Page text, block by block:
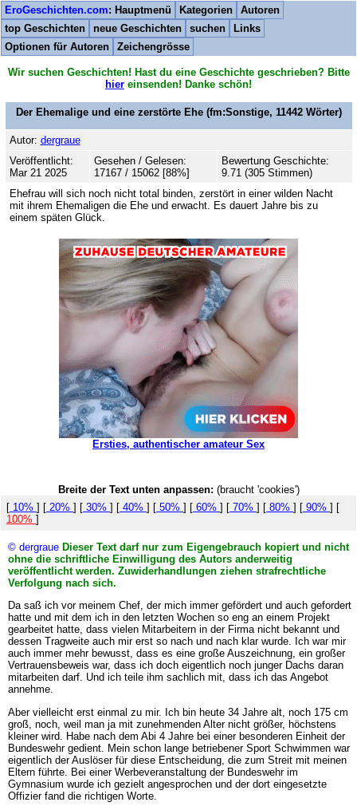
EroGeschichten.com: Hauptmenü Kategorien
Autoren
top Geschichten
neue Geschichten suchen
Links
Optionen für Autoren
Zeichengrösse
Wir suchen Geschichten! Hast du eine Geschichte geschrieben? Bitte
hier einsenden! Danke schön!
Der Ehemalige und eine zerstörte Ehe(fm:Sonstige, 11442Wörter)
Autor: dergraue
Veröffentlicht:
Mar 21 2025
Gesehen / Gelesen:
17167 / 15062 [88%]
Bewertung Geschichte:
9.71 (305 Stimmen)
Ehefrau will sich noch nicht total binden, zerstört in einer wilden Nacht
mit ihrem Ehemaligen die Ehe und erwacht. Es dauert Jahre bis zu
einem späten Glück.
Ersties, authentischer amateur Sex
Breite der Text unten anpassen: (braucht 'cookies')
[ 10% ] [ 20% ] [ 30% ] [ 40% ] [ 50% ] [ 60% ] [ 70% ] [ 80% ] [ 90% ] [
100% ]
© dergraue Dieser Text darf nur zum Eigengebrauch kopiert und nicht
ohne die schriftliche Einwilligung des Autors anderweitig
veröffentlicht werden. Zuwiderhandlungen ziehen strafrechtliche
Verfolgung nach sich.
Da saß ich vor meinem Chef, der mich immer gefördert und auch gefordert
hatte und mit dem ich in den letzten Wochen so eng an einem Projekt
gearbeitet hatte, dass vielen Mitarbeitern in der Firma nicht bekannt und
dessen Tragweite auch mir erst so nach und nach klar wurde. Ich war mir
auch immer mehr bewusst, dass es eine große Auszeichnung, ein großer
Vertrauensbeweis war, dass ich doch eigentlich noch junger Dachs daran
mitarbeiten darf. Und ich teile ihm sachlich mit, dass ich das Angebot
annehme.
Aber vielleicht erst einmal zu mir. Ich bin heute 34 Jahre alt, noch 175 cm
groß, noch, weil man ja mit zunehmenden Alter nicht größer, höchstens
kleiner wird. Habe nach dem Abi 4 Jahre bei einer besonderen Einheit der
Bundeswehr gedient. Mein schon lange betriebener Sport Schwimmen war
eigentlich der Auslöser für diese Entscheidung, die zum Streit mit meinen
Eltern führte. Bei einer Werbeveranstaltung der Bundeswehr im
Gymnasium wurde ich gezielt angesprochen und der dort eingesetzte
Offizier fand die richtigen Worte.